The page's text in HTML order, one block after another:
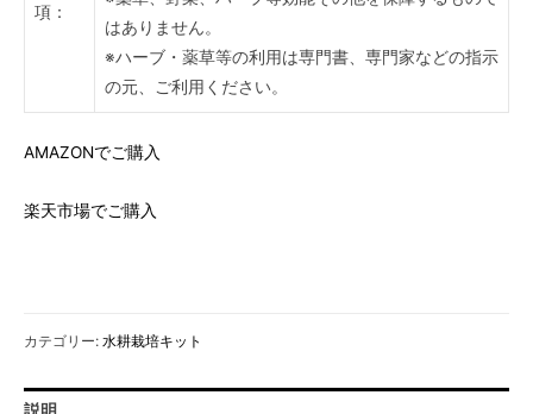
項：
はありません。
※ハーブ・薬草等の利用は専門書、専門家などの指示
の元、ご利用ください。
AMAZONでご購入
楽天市場でご購入
カテゴリー: 水耕栽培キット